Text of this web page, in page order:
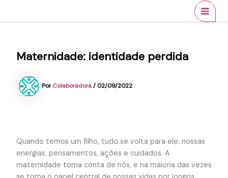
Maternidade: identidade perdida
PorColaboradora/ 02/09/2022
Quando temos um filho, tudo se volta para ele: nossas
energias, pensamentos, ações e cuidados. A
maternidade toma conta de nós, e na maioria das vezes